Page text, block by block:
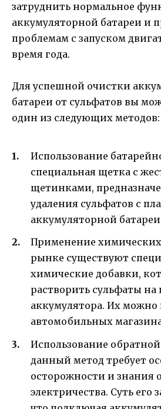
затруднить нормальное
аккумуляторной батареи и
проблемам с запуском
время года.
Для успешной очистки
батареи от сульфатов вы
один из следующих методов:
Использование
специальная щетка с
щетинками,
удаления сульфатов с
аккумуляторной
Применение
рынке существуют
химические добавки,
растворить сульфаты на
аккумулятора. Их можно
автомобильных
Использование
данный метод требует
осторожности и знания
электричества. Суть его